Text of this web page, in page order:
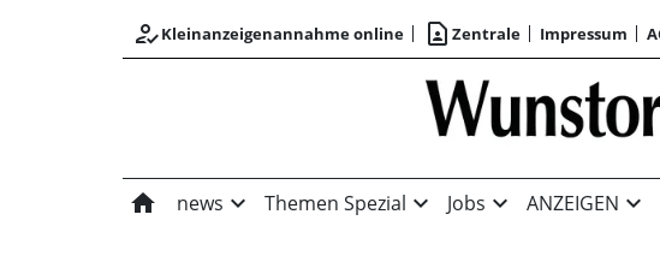
how_to_regKleinanzeigenannahme online contact_page Zentrale Impressum
home news expand_more Themen Spezial expand_more Jobs expand_more ANZEIGEN expand_more